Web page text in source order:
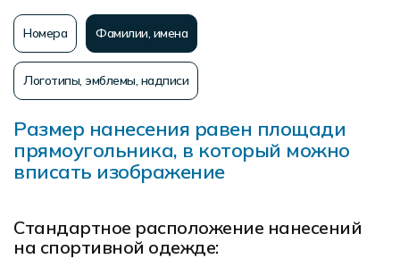
Номера Фамилии, имена
Логотипы, эмблемы, надписи
Размер нанесения равен площади
прямоугольника, в который можно
вписать изображение
Стандартное расположение нанесений
на спортивной одежде: